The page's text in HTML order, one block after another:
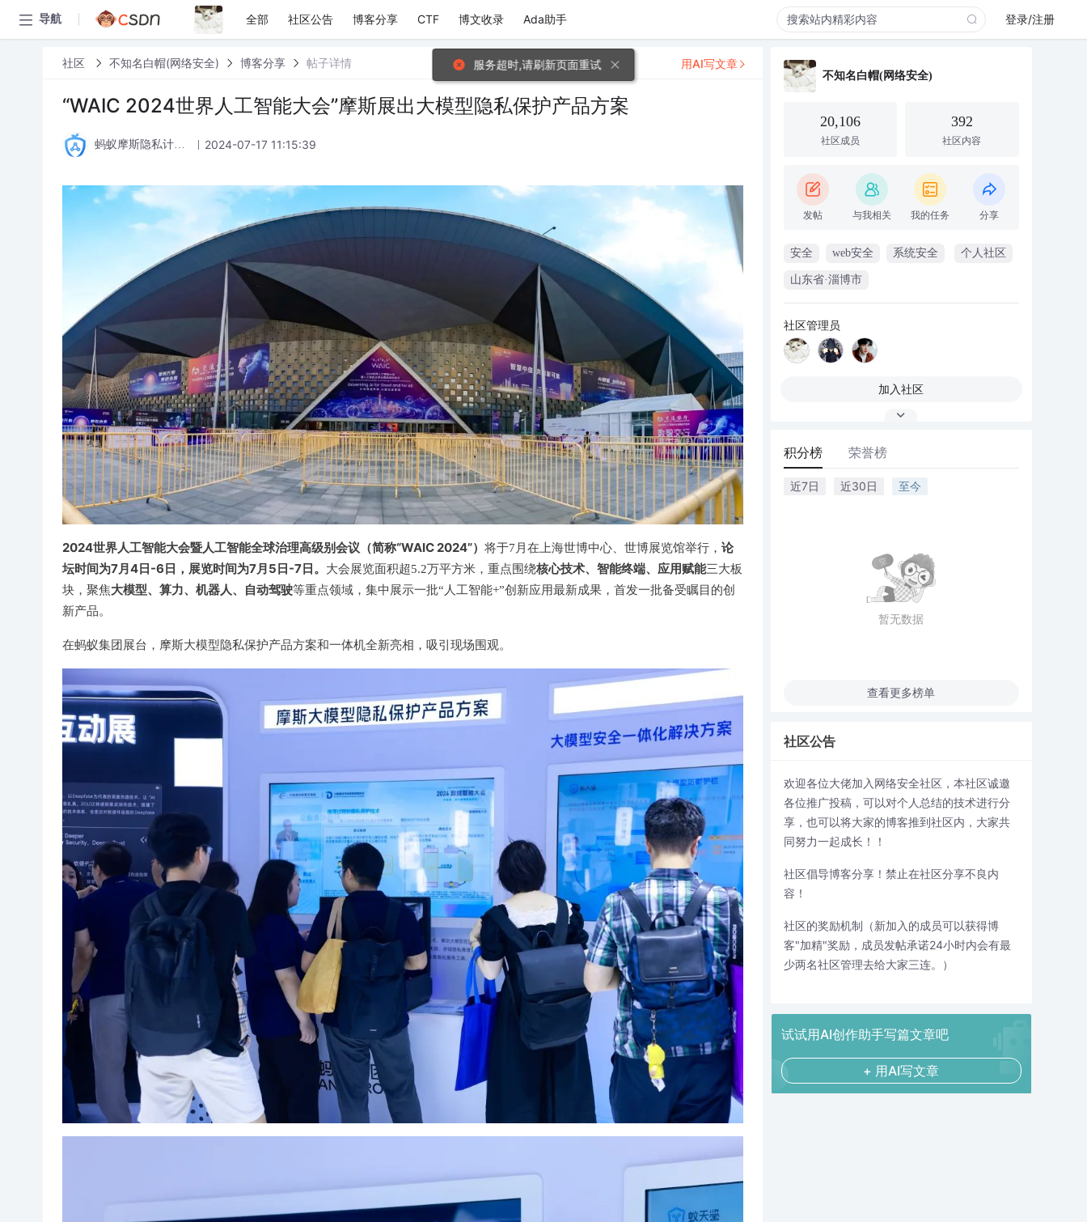
导航 全部 社区公告 博客分享 CTF 博文收录 Ada助手 登录/注册
社区 不知名白帽(网络安全) 博客分享 帖子详情
“WAIC 2024世界人工智能大会”摩斯展出大模型隐私保护产品方案
蚂蚁摩斯隐私计算论坛 2024-07-17 11:15:39
2024世界人工智能大会暨人工智能全球治理高级别会议（简称“WAIC 2024”） 将于7月在上海世博中心、世博展览馆举行， 论
坛时间为7月4日-6日， 展览时间为7月5日-7日。 大会展览面积超5.2万平方米，重点围绕核心技术、智能终端、应用赋能三大板
块，聚焦大模型、算力、机器人、自动驾驶等重点领域，集中展示一批“人工智能+”创新应用最新成果，首发一批备受瞩目的创
新产品。
在蚂蚁集团展台，摩斯大模型隐私保护产品方案和一体机全新亮相，吸引现场围观。
用AI写文章
不知名白帽(网络安全)
20,106
社区成员
392
社区内容
发帖 与我相关 我的任务 分享
安全 web安全 系统安全 个人社区
山东省·淄博市
社区管理员
加入社区
积分榜 荣誉榜
近7日 近30日 至今
暂无数据
查看更多榜单
社区公告
欢迎各位大佬加入网络安全社区，本社区诚邀
各位推广投稿，可以对个人总结的技术进行分
享，也可以将大家的博客推到社区内，大家共
同努力一起成长！！
社区倡导博客分享！禁止在社区分享不良内
容！
社区的奖励机制（新加入的成员可以获得博
客"加精"奖励，成员发帖承诺24小时内会有最
少两名社区管理去给大家三连。）
试试用AI创作助手写篇文章吧
+ 用AI写文章